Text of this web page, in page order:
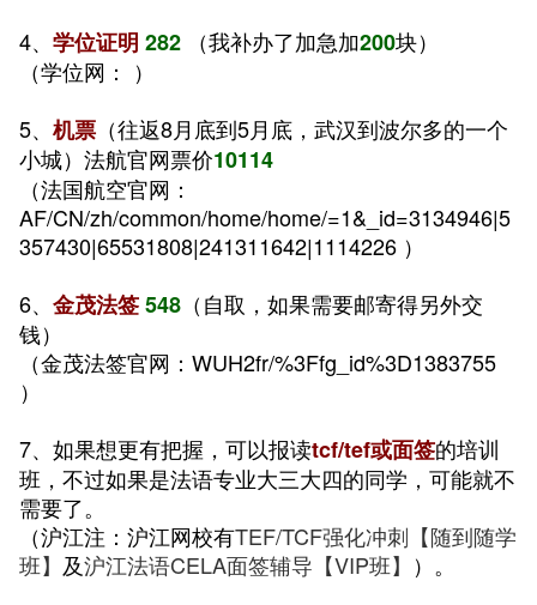
4、 学位证明 282 （我补办了加急加200块）
（学位网： ）
5、 机票 （往返8月底到5月底，武汉到波尔多的一个
小城）法航官网票价10114
（法国航空官网：
AF/CN/zh/common/home/home/=1&_id=3134946|5
357430|65531808|241311642|1114226 ）
6、 金茂法签548 （自取，如果需要邮寄得另外交
钱）
（金茂法签官网：WUH2fr/%3Ffg_id%3D1383755
）
7、如果想更有把握，可以报读tcf/tef或面签的培训
班，不过如果是法语专业大三大四的同学，可能就不
需要了。
（沪江注：沪江网校有TEF/TCF强化冲刺【随到随学
班】 及沪江法语CELA面签辅导【VIP班】 ）。